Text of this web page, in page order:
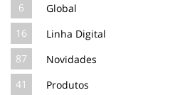
6
Global
16
Linha Digital
87
Novidades
41
Produtos